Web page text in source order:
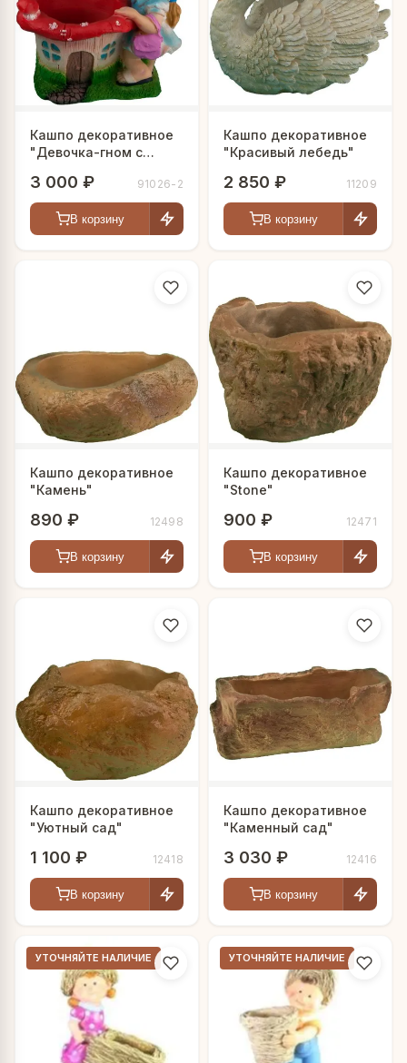
идеальное решение для ваших цветов и растений.
Кашпо декоративное
"Девочка-гном с
3 000 ₽ 91026-2
В корзину
Кашпо декоративное
"Красивый лебедь"
2 850 ₽ 11209
В корзину
Кашпо декоративное
"Камень"
890 ₽ 12498
В корзину
Кашпо декоративное
"Stone"
900 ₽ 12471
В корзину
Кашпо декоративное
"Уютный сад"
1 100 ₽ 12418
В корзину
Кашпо декоративное
"Каменный сад"
3 030 ₽ 12416
В корзину
УТОЧНЯЙТЕ НАЛИЧИЕ УТОЧНЯЙТЕ НАЛИЧИЕ